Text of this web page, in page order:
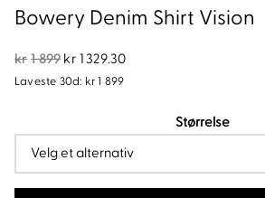
Bowery Denim Shirt Vision
kr1 899 Opprinnelig
pris
899.
kr 1 329.30Nåværende
329.30.
Laveste 30d: kr1 899
Størrelse